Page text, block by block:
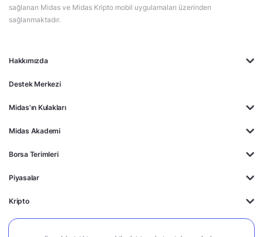
Hakkımızda
Destek Merkezi
Midas'ın Kulakları
Midas Akademi
Borsa Terimleri
Piyasalar
Kripto
Ayrıcalıklar
sağlanan Midas ve Midas Kripto mobil uygulamaları üzerinden
sağlanmaktadır.